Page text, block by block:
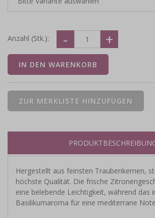
Anzahl (Stk.):
Hergestellt aus feinsten Traubenkernen,
höchste Qualität. Die frische
eine belebende Leichtigkeit, während das
Basilikumaroma für eine mediterrane